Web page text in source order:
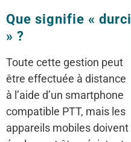
Que signifie « durci
» ?
Toute cette gestion peut
être effectuée à distance
à l’aide d’un smartphone
compatible PTT, mais les
appareils mobiles doivent